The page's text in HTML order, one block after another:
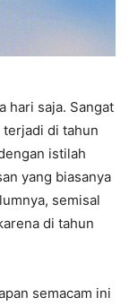
hari saja. Sangat
di tahun
istilah
yang biasanya
semisal
di tahun
semacam ini